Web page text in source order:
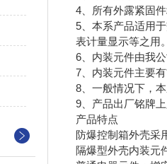
4、所有外露紧固
5、本系产品适用
表计量显示等之用
6、内装元件由我
7、内装元件主要
8、一般情况下，
9、产品出厂铭牌
产品特点
防爆控制箱外壳采
隔爆型外壳内装元